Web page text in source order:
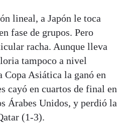
lineal, a Japón le toca
fase de grupos. Pero
racha. Aunque lleva
tampoco a nivel
Asiática la ganó en
cayó en cuartos de final en
Árabes Unidos, y perdió la
(1-3).